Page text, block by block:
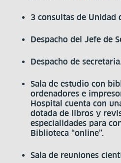
3 consultas de Unidad
Despacho del Jefe de
Despacho de
Sala de estudio con
ordenadores e
Hospital cuenta con
dotada de libros y
especialidades para
Biblioteca “online”.
Sala de reuniones